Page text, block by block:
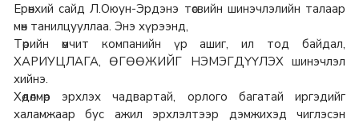
Ерөнхий сайд Л.Оюун-Эрдэнэ төсвийн шинэчлэлийн талаар
мөн танилцууллаа. Энэ хүрээнд,
Төрийн өмчит компанийн үр ашиг, ил тод байдал,
ХАРИУЦЛАГА, ӨГӨӨЖИЙГ НЭМЭГДҮҮЛЭХ шинэчлэл
хийнэ.
Хөдөлмөр эрхлэх чадвартай, орлого багатай иргэдийг
халамжаар бус ажил эрхлэлтээр дэмжихэд чиглэсэн